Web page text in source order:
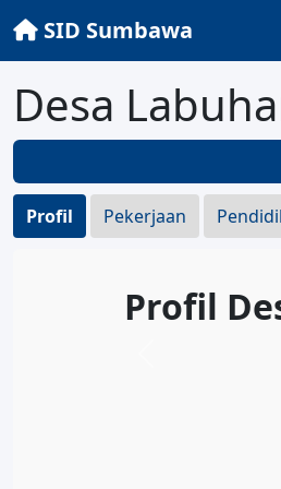
SID Sumbawa
Desa
Profil Pekerjaan
Profil